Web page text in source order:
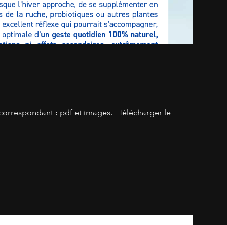
: pdf et images. Télécharger le